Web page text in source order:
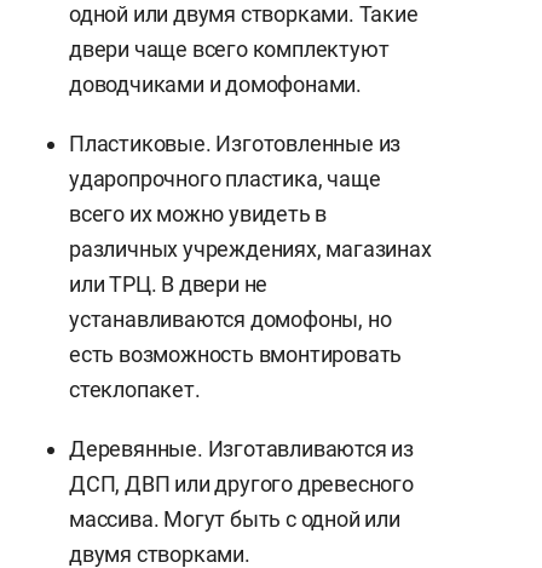
одной или двумя створками. Такие
двери чаще всего комплектуют
доводчиками и домофонами.
Пластиковые. Изготовленные из
ударопрочного пластика, чаще
всего их можно увидеть в
различных учреждениях, магазинах
или ТРЦ. В двери не
устанавливаются домофоны, но
есть возможность вмонтировать
стеклопакет.
Деревянные. Изготавливаются из
ДСП, ДВП или другого древесного
массива. Могут быть с одной или
двумя створками.